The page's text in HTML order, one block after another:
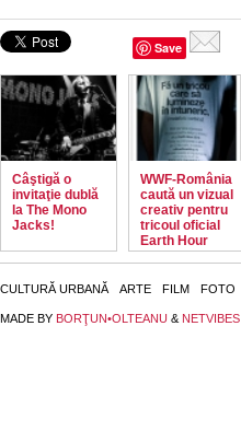
Save
Câştigă o
invitaţie dublă
la The Mono
Jacks!
WWF-România
caută un vizual
creativ pentru
tricoul oficial
Earth Hour
CULTURĂ URBANĂ ARTE FILM FOTO
MADE BY BORŢUN•OLTEANU & NETVIBES